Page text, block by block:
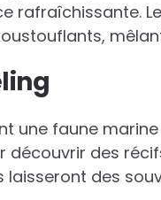
rafraîchissante.
une faune
découvrir des
des